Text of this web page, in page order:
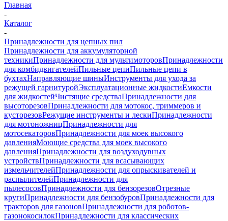
Главная
-
Каталог
-
Принадлежности для цепных пил
Принадлежности для аккумуляторной
техникиПринадлежности для мультимоторовПринадлежности
для комбидвигателейПильные цепиПильные цепи в
бухтахНаправляющие шиныИнструменты для ухода за
режущей гарнитуройЭксплуатационные жидкостиЕмкости
для жидкостейЧистящие средстваПринадлежности для
высоторезовПринадлежности для мотокос, триммеров и
кусторезовРежущие инструменты и лескиПринадлежности
для мотоножницПринадлежности для
мотосекаторовПринадлежности для моек высокого
давленияМоющие средства для моек высокого
давленияПринадлежности для воздуходувных
устройствПринадлежности для всасывающих
измельчителейПринадлежности для опрыскивателей и
распылителейПринадлежности для
пылесосовПринадлежности для бензорезовОтрезные
кругиПринадлежности для бензобуровПринадлежности для
тракторов для газоновПринадлежности для роботов-
газонокосилокПринадлежности для классических